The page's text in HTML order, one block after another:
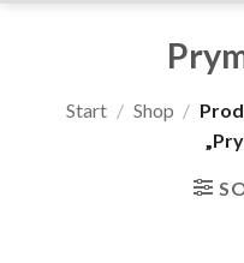
Start / Shop /